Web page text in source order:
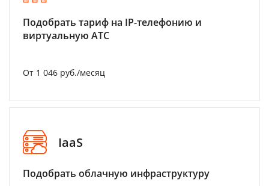
Подобрать тариф на IP-телефонию и
виртуальную АТС
От 1 046 руб./месяц
IaaS
Подобрать облачную инфраструктуру